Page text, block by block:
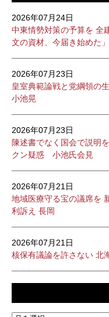
2026年07月24日
中東情勢対策の予算を 全
文の資材、今届き始めた」
2026年07月23日
皇室典範論戦と党綱領の
小池晃
2026年07月23日
陳述書でなく国会で説明
クン疑惑 小池氏会見
2026年07月21日
地域医療守る宝の議席を
利訴え 長岡
2026年07月21日
核保有議論を許さない